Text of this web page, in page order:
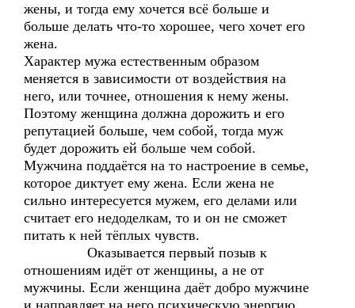
жены, и тогда ему хочется всё больше и
больше делать что-то хорошее, чего хочет его
жена.
Характер мужа естественным образом
меняется в зависимости от воздействия на
него, или точнее, отношения к нему жены.
Поэтому женщина должна дорожить и его
репутацией больше, чем собой, тогда муж
будет дорожить ей больше чем собой.
Мужчина поддаётся на то настроение в семье,
которое диктует ему жена. Если жена не
сильно интересуется мужем, его делами или
считает его недоделкам, то и он не сможет
питать к ней тёплых чувств.
Оказывается первый позыв к
отношениям идёт от женщины, а не от
мужчины. Если женщина даёт добро мужчине
и направляет на него психическую энергию,